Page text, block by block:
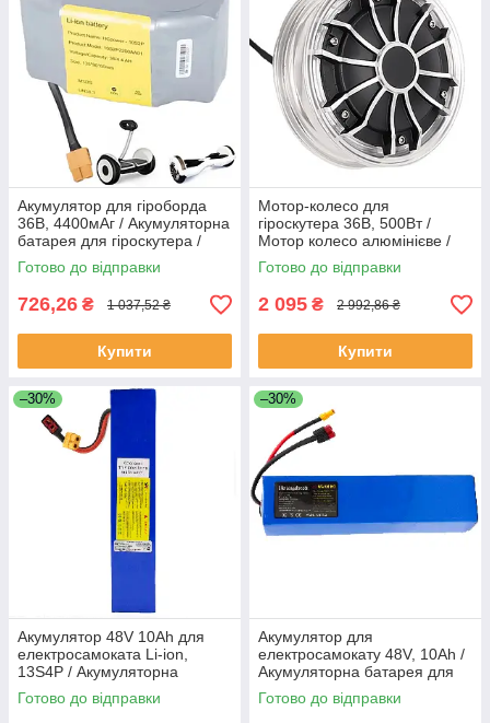
Акумулятор для гіроборда
36В, 4400мАг / Акумуляторна
батарея для гіроскутера /
Батарея на гіроборд
Готово до відправки
726,26 ₴ 1 037,52 ₴
Купити
Мотор-колесо для
гіроскутера 36В, 500Вт /
Мотор колесо алюмінієве /
Моторне колесо для
гіроборда
Готово до відправки
2 095 ₴ 2 992,86 ₴
Купити
–30%
Акумулятор 48V 10Ah для
електросамоката Li-ion,
13S4P / Акумуляторна
батарея для
електротранспорту
Готово до відправки
–30%
Акумулятор для
електросамокату 48V, 10Ah /
Акумуляторна батарея для
електровелосипеда
Готово до відправки